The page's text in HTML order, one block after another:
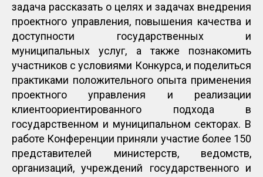
задача рассказать о целях и задачах внедрения
проектного управления, повышения качества и
доступности государственных и
муниципальных услуг, а также познакомить
участников с условиями Конкурса, и поделиться
практиками положительного опыта применения
проектного управления и реализации
клиентоориентированного подхода в
государственном и муниципальном секторах. В
работе Конференции приняли участие более 150
представителей министерств, ведомств,
организаций, учреждений государственного и